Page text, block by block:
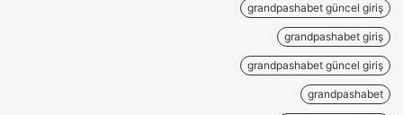
grandpashabet güncel giriş
grandpashabet giriş
grandpashabet güncel giriş
grandpashabet